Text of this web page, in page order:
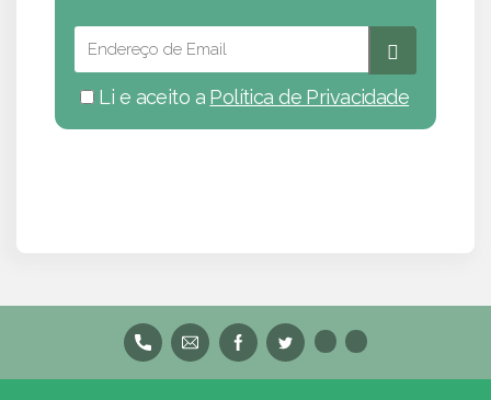
Li e aceito a Política de Privacidade